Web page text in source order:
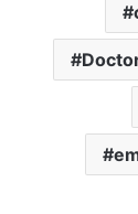
p
o
k
e
r